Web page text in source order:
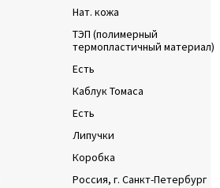
Нат. кожа
ТЭП (полимерный
термопластичный материал)
Есть
Каблук Томаса
Есть
Липучки
Коробка
Россия, г. Санкт-Петербург